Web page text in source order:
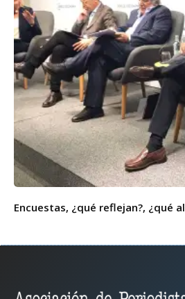
Encuestas, ¿qué reflejan?, ¿qué